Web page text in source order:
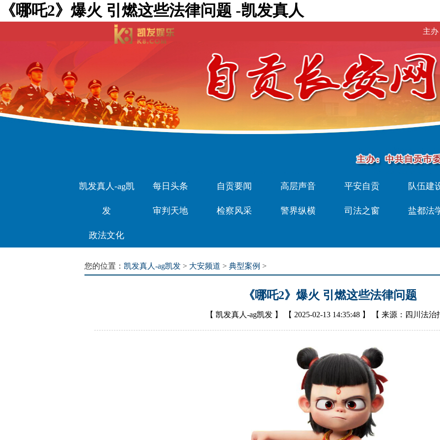
《哪吒2》爆火 引燃这些法律问题 -凯发真人
主
凯发真人-ag凯
发
每日头条 自贡要闻 高层声音 平安自贡 队伍建
审判天地 检察风采 警界纵横 司法之窗 盐都法
政法文化
您的位置： 凯发真人-ag凯发 > 大安频道 > 典型案例 >
《哪吒2》爆火 引燃这些法律问题
【 凯发真人-ag凯发 】 【 2025-02-13 14:35:48 】 【 来源：四川法治